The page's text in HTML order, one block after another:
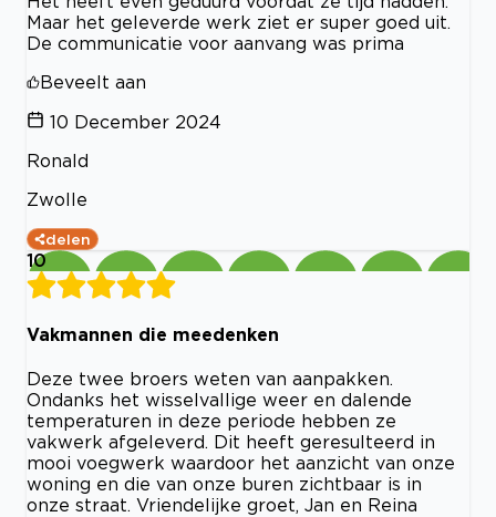
Maar het geleverde werk ziet er super goed uit.
De communicatie voor aanvang was prima
Beveelt aan
10 December 2024
Ronald
Zwolle
delen
10
Vakmannen die meedenken
Deze twee broers weten van aanpakken.
Ondanks het wisselvallige weer en dalende
temperaturen in deze periode hebben ze
vakwerk afgeleverd. Dit heeft geresulteerd in
mooi voegwerk waardoor het aanzicht van onze
woning en die van onze buren zichtbaar is in
onze straat. Vriendelijke groet, Jan en Reina